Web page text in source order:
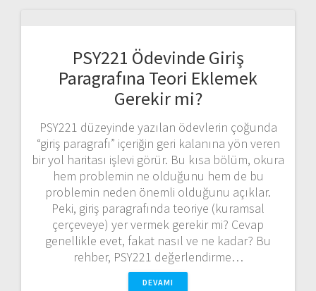
PSY221 Ödevinde Giriş
Paragrafına Teori Eklemek
Gerekir mi?
PSY221 düzeyinde yazılan ödevlerin çoğunda
“giriş paragrafı” içeriğin geri kalanına yön veren
bir yol haritası işlevi görür. Bu kısa bölüm, okura
hem problemin ne olduğunu hem de bu
problemin neden önemli olduğunu açıklar.
Peki, giriş paragrafında teoriye (kuramsal
çerçeveye) yer vermek gerekir mi? Cevap
genellikle evet, fakat nasıl ve ne kadar? Bu
rehber, PSY221 değerlendirme…
DEVAMI